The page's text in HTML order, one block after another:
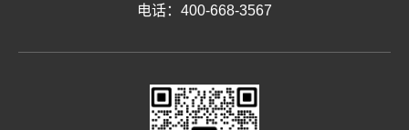
电话：400-668-3567